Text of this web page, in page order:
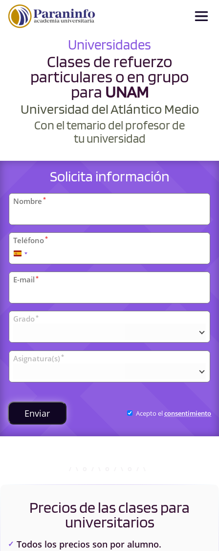
Universidades
Clases de refuerzo
particulares o en grupo
para UNAM
Universidad del Atlántico Medio
Con el temario del profesor de
tu universidad
Solicita información
Datos
personales
Nombre *
Teléfono*
España
+34
E-mail *
Clases
universitarias
Grado*
Asignatura(s) *
Enviar Acepto elconsentimiento
Precios de las clases para
universitarios
Todos los precios son por alumno.